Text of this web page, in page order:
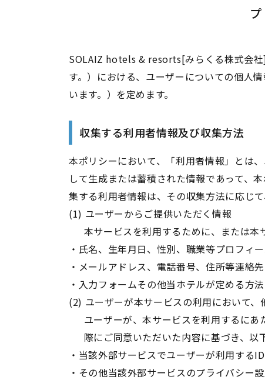
SOLAIZ hotels & resorts[みらくる株式会社
す。）における、ユーザーについての個人
います。）を定めます。
収集する利用者情報及び収集方法
本ポリシーにおいて、「利用者情報」とは
して生成または蓄積された情報であって、
集する利用者情報は、その収集方法に応じ
(1) ユーザーからご提供いただく情報
本サービスを利用するために、または
・氏名、生年月日、性別、職業等プロフィ
・メールアドレス、電話番号、住所等連絡
・入力フォームその他当ホテルが定める方
(2) ユーザーが本サービスの利用において
ユーザーが、本サービスを利用するに
際にご同意いただいた内容に基づき、以
・当該外部サービスでユーザーが利用するID
・その他当該外部サービスのプライバシー